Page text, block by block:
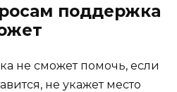
поддержка
не сможет помочь, если
не укажет место